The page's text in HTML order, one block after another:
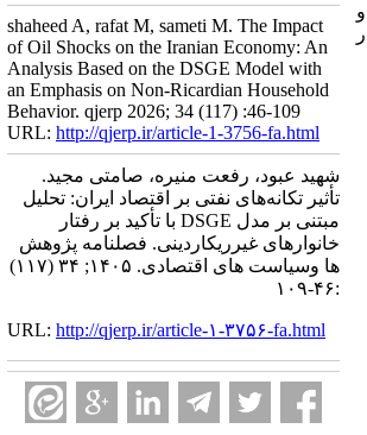
shaheed A, rafat M, sameti M. The Impact
of Oil Shocks on the Iranian Economy: An
Analysis Based on the DSGE Model with
an Emphasis on Non-Ricardian Household
Behavior. qjerp 2026; 34 (117) :46-109
URL: http://qjerp.ir/article-1-3756-fa.html
شهید عبود، رفعت منیره، صامتی مجید.
تأثیر تکانه‌های نفتی بر اقتصاد ایران: تحلیل
مبتنی بر مدل DSGE با تأکید بر رفتار
خانوارهای غیرریکاردینی. فصلنامه پژوهش
ها وسیاست های اقتصادی. ۱۴۰۵; ۳۴ (۱۱۷)
:۴۶-۱۰۹
URL: http://qjerp.ir/article-۱-۳۷۵۶-fa.html